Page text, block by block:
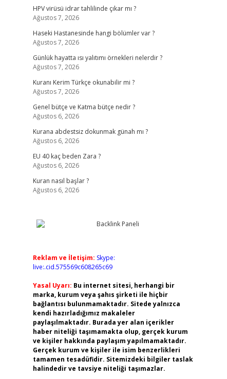
HPV virüsü idrar tahlilinde çıkar mı ?
Ağustos 7, 2026
Haseki Hastanesinde hangi bölümler var ?
Ağustos 7, 2026
Günlük hayatta ısı yalıtımı örnekleri nelerdir ?
Ağustos 7, 2026
Kuranı Kerim Türkçe okunabilir mi ?
Ağustos 7, 2026
Genel bütçe ve Katma bütçe nedir ?
Ağustos 6, 2026
Kurana abdestsiz dokunmak günah mı ?
Ağustos 6, 2026
EU 40 kaç beden Zara ?
Ağustos 6, 2026
Kuran nasıl başlar ?
Ağustos 6, 2026
Reklam ve İletişim: Skype:
live:.cid.575569c608265c69
Yasal Uyarı: Bu internet sitesi, herhangi bir
marka, kurum veya şahıs şirketi ile hiçbir
bağlantısı bulunmamaktadır. Sitede yalnızca
kendi hazırladığımız makaleler
paylaşılmaktadır. Burada yer alan içerikler
haber niteliği taşımamakta olup, gerçek kurum
ve kişiler hakkında paylaşım yapılmamaktadır.
Gerçek kurum ve kişiler ile isim benzerlikleri
tamamen tesadüfidir. Sitemizdeki bilgiler taslak
halindedir ve tavsiye niteliği taşımazlar.